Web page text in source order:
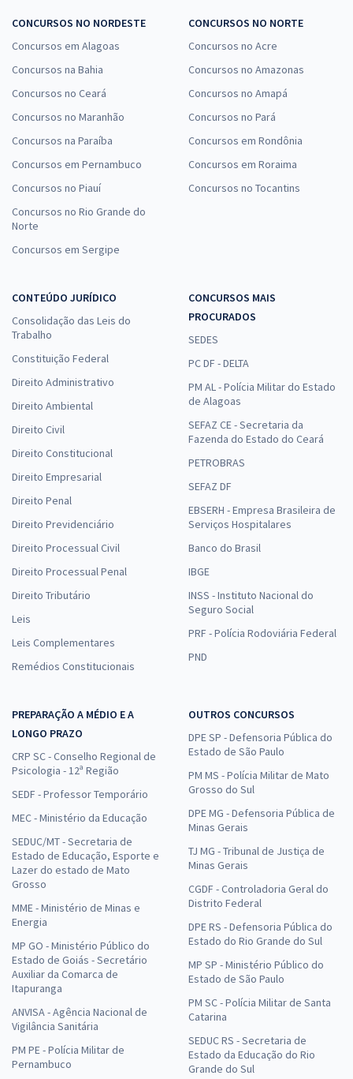
CONCURSOS NO NORDESTE
Concursos em Alagoas
Concursos na Bahia
Concursos no Ceará
Concursos no Maranhão
Concursos na Paraíba
Concursos em Pernambuco
Concursos no Piauí
Concursos no Rio Grande do
Norte
Concursos em Sergipe
CONCURSOS NO NORTE
Concursos no Acre
Concursos no Amazonas
Concursos no Amapá
Concursos no Pará
Concursos em Rondônia
Concursos em Roraima
Concursos no Tocantins
CONTEÚDO JURÍDICO
Consolidação das Leis do
Trabalho
Constituição Federal
Direito Administrativo
Direito Ambiental
Direito Civil
Direito Constitucional
Direito Empresarial
Direito Penal
Direito Previdenciário
Direito Processual Civil
Direito Processual Penal
Direito Tributário
Leis
Leis Complementares
Remédios Constitucionais
CONCURSOS MAIS
PROCURADOS
SEDES
PC DF - DELTA
PM AL - Polícia Militar do Estado
de Alagoas
SEFAZ CE - Secretaria da
Fazenda do Estado do Ceará
PETROBRAS
SEFAZ DF
EBSERH - Empresa Brasileira de
Serviços Hospitalares
Banco do Brasil
IBGE
INSS - Instituto Nacional do
Seguro Social
PRF - Polícia Rodoviária Federal
PND
PREPARAÇÃO A MÉDIO E A
LONGO PRAZO
CRP SC - Conselho Regional de
Psicologia - 12ª Região
SEDF - Professor Temporário
MEC - Ministério da Educação
SEDUC/MT - Secretaria de
Estado de Educação, Esporte e
Lazer do estado de Mato
Grosso
MME - Ministério de Minas e
Energia
MP GO - Ministério Público do
Estado de Goiás - Secretário
Auxiliar da Comarca de
Itapuranga
ANVISA - Agência Nacional de
Vigilância Sanitária
PM PE - Polícia Militar de
Pernambuco
OUTROS CONCURSOS
DPE SP - Defensoria Pública do
Estado de São Paulo
PM MS - Polícia Militar de Mato
Grosso do Sul
DPE MG - Defensoria Pública de
Minas Gerais
TJ MG - Tribunal de Justiça de
Minas Gerais
CGDF - Controladoria Geral do
Distrito Federal
DPE RS - Defensoria Pública do
Estado do Rio Grande do Sul
MP SP - Ministério Público do
Estado de São Paulo
PM SC - Polícia Militar de Santa
Catarina
SEDUC RS - Secretaria de
Estado da Educação do Rio
Grande do Sul